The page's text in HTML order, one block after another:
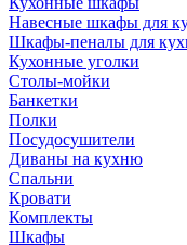
Навесные шкафы для
Шкафы-пеналы для
Кухонные уголки
Столы-мойки
Банкетки
Полки
Посудосушители
Диваны на кухню
Спальни
Кровати
Комплекты
Шкафы